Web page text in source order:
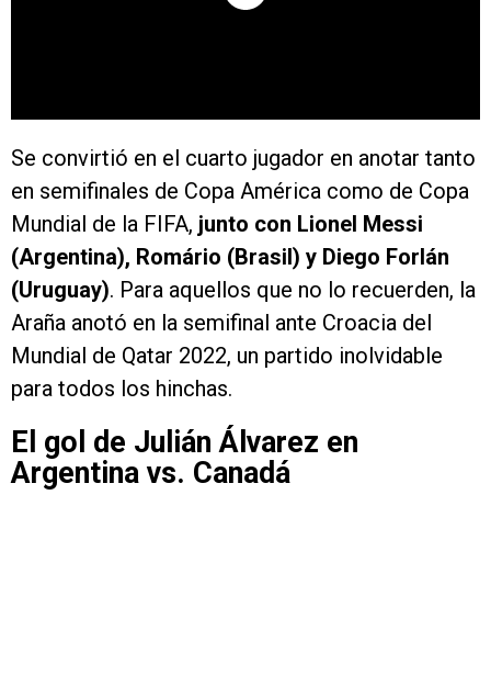
Se convirtió en el cuarto jugador en anotar tanto
en semifinales de Copa América como de Copa
Mundial de la FIFA, junto con Lionel Messi
(Argentina), Romário (Brasil) y Diego Forlán
(Uruguay). Para aquellos que no lo recuerden, la
Araña anotó en la semifinal ante Croacia del
Mundial de Qatar 2022, un partido inolvidable
para todos los hinchas.
El gol de Julián Álvarez en
Argentina vs. Canadá